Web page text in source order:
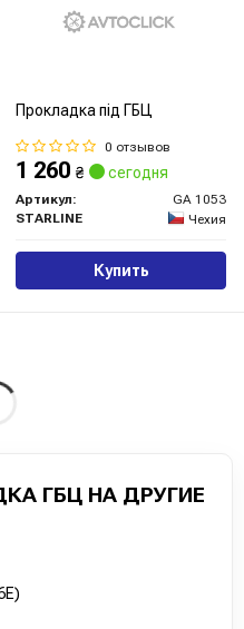
Прокладка пiд ГБЦ
0 отзывов
1 260 ₴ сегодня
Артикул:
GA 1053
STARLINE
Чехия
Купить
ГБЦ НА ДРУГИЕ